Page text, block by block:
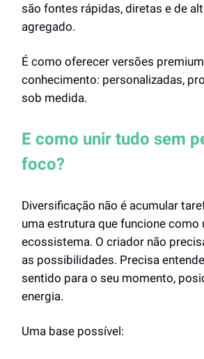
são fontes rápidas, diretas e de
agregado.
É como oferecer versões
conhecimento: personalizadas,
sob medida.
E como unir tudo sem
foco?
Diversificação não é acumular
uma estrutura que funcione como
ecossistema. O criador não
as possibilidades. Precisa
sentido para o seu momento,
energia.
Uma base possível: